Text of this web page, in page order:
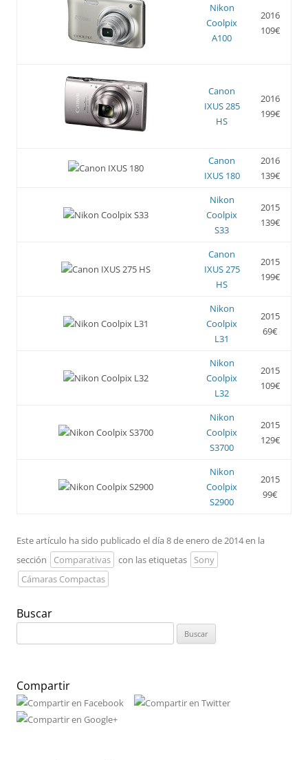
Nikon
Coolpix
A100
2016
109€
Canon
IXUS 285
HS
2016
199€
Canon
IXUS 180
2016
139€
Nikon
Coolpix
S33
2015
139€
Canon
IXUS 275
HS
2015
199€
Nikon
Coolpix
L31
2015
69€
Nikon
Coolpix
L32
2015
109€
Nikon
Coolpix
S3700
2015
129€
Nikon
Coolpix
S2900
2015
99€
Este artículo ha sido publicado el día 8 de enero de 2014 en la
sección
Comparativas con las etiquetas
Sony
Cámaras Compactas
Buscar
Compartir